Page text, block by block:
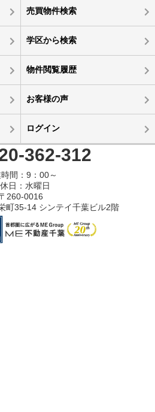
売買物件検索
学区から検索
物件閲覧履歴
お客様の声
ログイン
362-312
間：9：00～
日：水曜日
260-0016
町35-14 シンテイ千葉ビル2階